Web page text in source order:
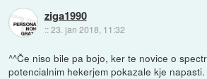
ziga1990
::23. jan 2018, 11:32
^^Če niso bile pa bojo, ker te novice o
potencialnim hekerjem pokazale kje napasti.